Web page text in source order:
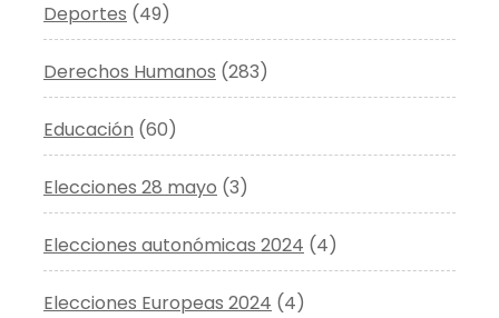
Deportes (49)
Derechos Humanos (283)
Educación (60)
Elecciones 28 mayo (3)
Elecciones autonómicas 2024 (4)
Elecciones Europeas 2024 (4)